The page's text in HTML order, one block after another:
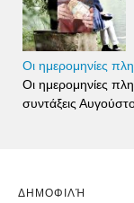
Οι ημερομηνίες
Οι ημερομηνίες
συντάξεις
ΔΗΜΟΦΙΛΉ